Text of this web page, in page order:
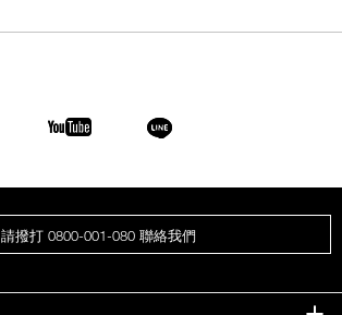
請撥打 0800-001-080 聯絡我們